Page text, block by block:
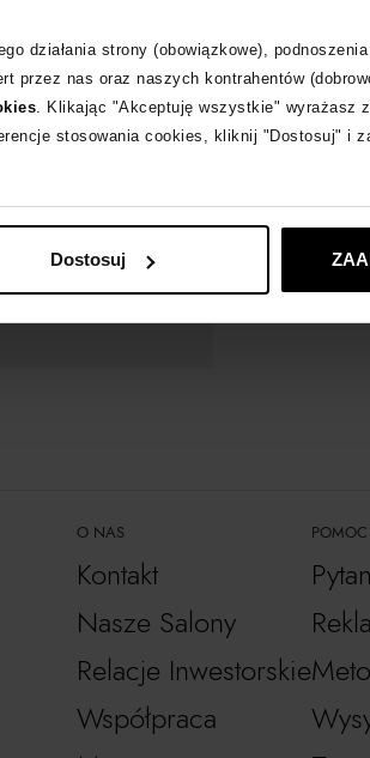
działania strony (obowiązkowe),
przez nas oraz naszych kontrahentów
. Klikając "Akceptuję wszystkie" wyrażasz
stosowania cookies, kliknij "Dostosuj" i
Dostosuj
Opis produktu
Materiał
O NAS
Kontakt
Nasze Salony
Relacje Inwestorskie
Współpraca
POMOC